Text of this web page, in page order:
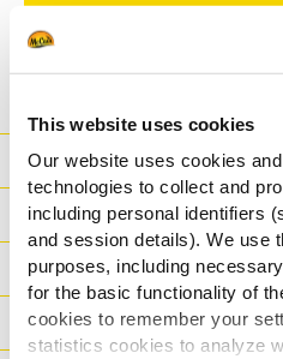
This website uses cookies
Our website uses cookies
technologies to collect and
including personal identifiers
and session details). We use
purposes, including
for the basic functionality of
cookies to remember your
statistics cookies to analyze
Хранителна Стойност
Съставки
Тегло/ логистика
Начин на приготвяне